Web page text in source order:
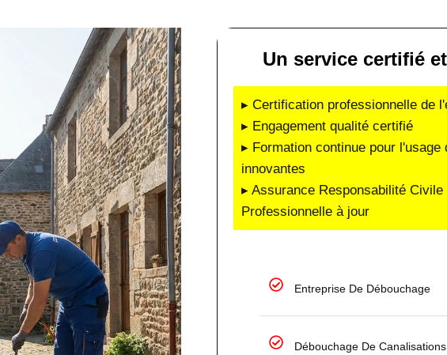
Un service certifié
▸ Certification professionnelle de
▸ Engagement qualité certifié
▸ Formation continue pour l'usage
innovantes
▸ Assurance Responsabilité Civile
Professionnelle à jour
Entreprise De Débouchage
Débouchage De Canalisations